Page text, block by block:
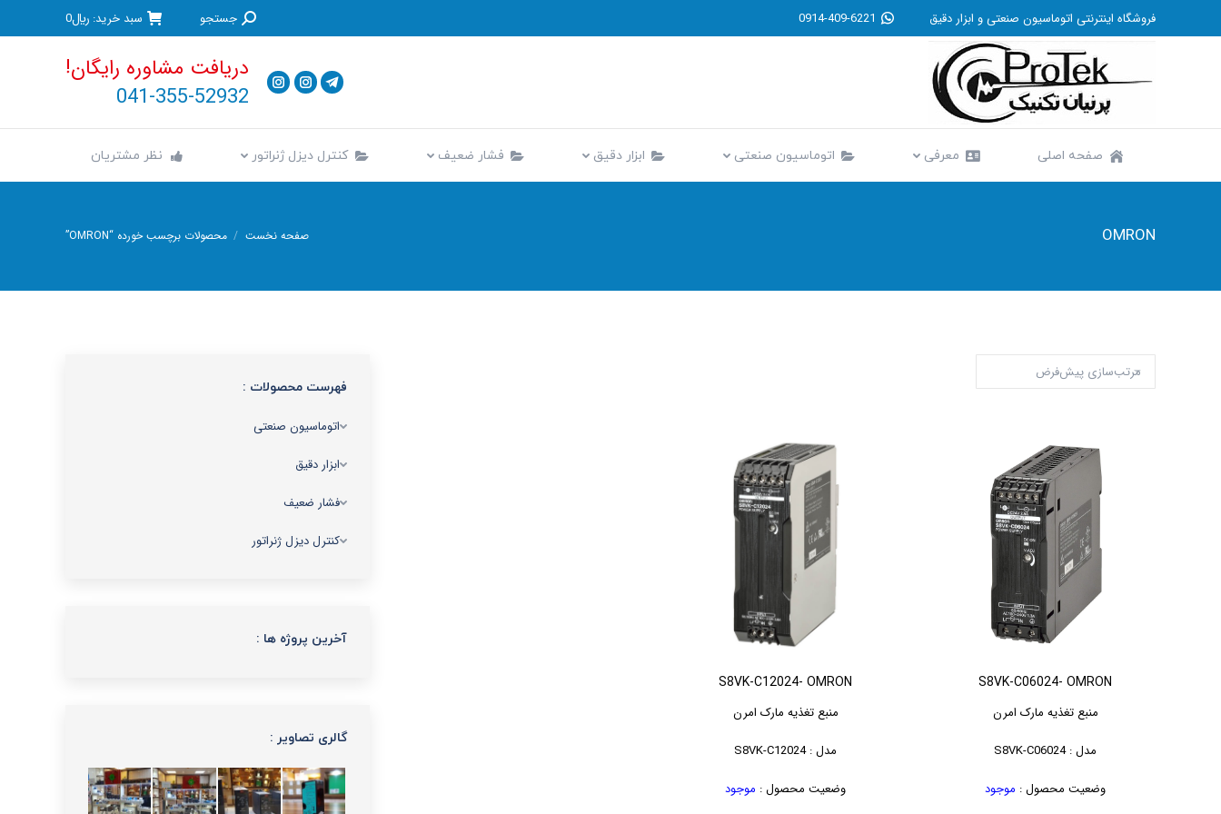
فروشگاه اینترنتی اتوماسیون صنعتی و ابزار دقیق 0914-409-6221 جستجو: جستجو سبد خرید: ﷼0
دریافت مشاوره رایگان!
041-355-52932
صفحه اصلی معرفی اتوماسیون صنعتی ابزار دقیق فشار ضعیف کنترل دیزل ژنراتور نظر مشتریان
OMRON مکان شما:
صفحه نخست محصولات برچسب خورده “OMRON”
S8VK-C06024- OMRON
منبع تغذیه مارک امرن
مدل : S8VK-C06024
وضعیت محصول : موجود
S8VK-C12024- OMRON
منبع تغذیه مارک امرن
مدل : S8VK-C12024
وضعیت محصول : موجود
فهرست محصولات :
اتوماسیون صنعتی
ابزار دقیق
فشار ضعیف
کنترل دیزل ژنراتور
آخرین پروژه ها :
گالری تصاویر :
صفحه اصلی معرفی کنترل دیزل ژنراتور نظر مشتریان